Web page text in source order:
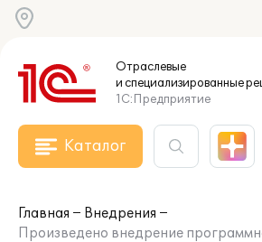
Отраслевые
и специализированные
1С:Предприятие
Каталог
Главная
Внедрения
Произведено внедрение